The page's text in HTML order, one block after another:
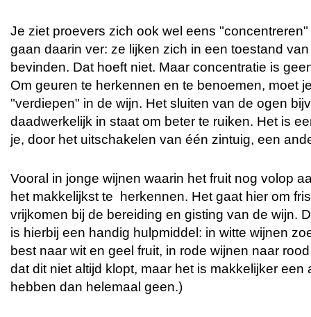
Je ziet proevers zich ook wel eens
gaan daarin ver: ze lijken zich in een toestand
bevinden. Dat hoeft niet. Maar concentratie is
Om geuren te herkennen en te benoemen, moet
"verdiepen" in de wijn. Het sluiten van de ogen
daadwerkelijk in staat om beter te ruiken. Het is
je, door het uitschakelen van één zintuig, een
Vooral in jonge wijnen waarin het fruit nog volop
het makkelijkst te herkennen. Het gaat hier om
vrijkomen bij de bereiding en gisting van de wijn.
is hierbij een handig hulpmiddel: in witte wijnen
best naar wit en geel fruit, in rode wijnen naar
dat dit niet altijd klopt, maar het is makkelijker
hebben dan helemaal geen.)